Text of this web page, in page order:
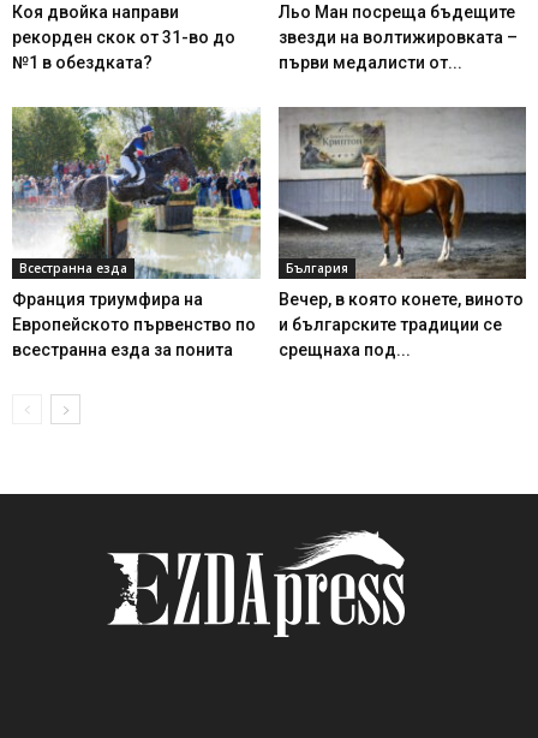
Коя двойка направи
рекорден скок от 31-во до
№1 в обездката?
Льо Ман посреща бъдещите
звезди на волтижировката –
първи медалисти от...
Всестранна езда
Франция триумфира на
Европейското първенство по
всестранна езда за понита
България
Вечер, в която конете, виното
и българските традиции се
срещнаха под...